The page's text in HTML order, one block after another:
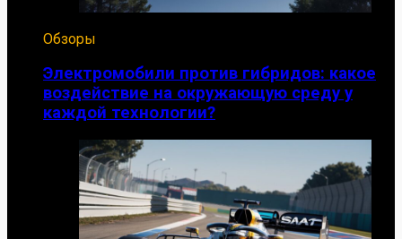
Обзоры
Электромобили против гибридов: какое
воздействие на окружающую среду у
каждой технологии?